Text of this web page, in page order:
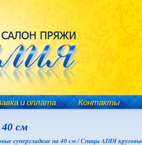
и оплата Контакты
см
супергладкие на 40 см /Спицы ADDI